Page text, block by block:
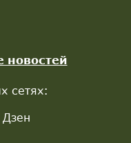
новостей
сетях:
Дзен